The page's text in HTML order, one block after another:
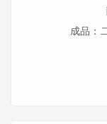
成品：